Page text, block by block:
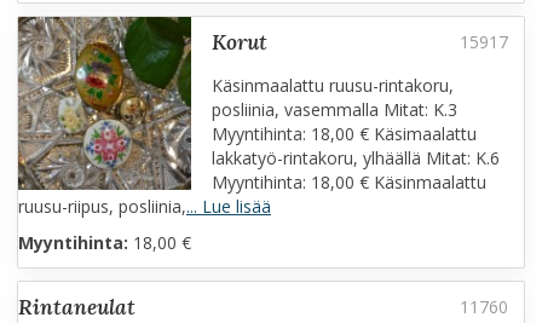
korut
Käsinmaalattu ruusu-rintakoru,
posliinia, vasemmalla Mitat: K.3
Myyntihinta: 18,00 € Käsimaalattu
lakkatyö-rintakoru, ylhäällä Mitat: K.6
Myyntihinta: 18,00 € Käsinmaalattu
ruusu-riipus, posliinia,... Lue lisää
Myyntihinta: 18,00 €
rintaneulat